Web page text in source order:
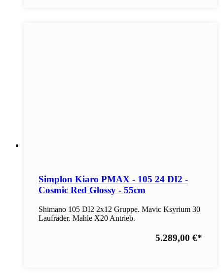
Simplon Kiaro PMAX - 105 24 DI2 -
Cosmic Red Glossy - 55cm
Shimano 105 DI2 2x12 Gruppe. Mavic Ksyrium 30
Laufräder. Mahle X20 Antrieb.
5.289,00 €*